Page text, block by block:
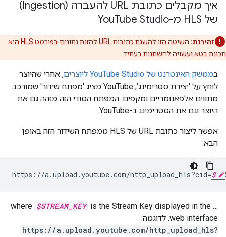
איך מקבלים כתובת URL להעברה (Ingestion)
של HLS מ-You
Tube Studio
זהירות:
השיטה הזו להשגת כתובות URL להזנת נתונים בפורמט HLS היא
תכונת בטא ועשויה להשתנות בעתיד.
בממשק האינטרנט של YouTube Studio ליוצרים
, אחרי שהיוצר
לוחץ על 'יצירת סטרימינג', YouTube מציג 'מפתח שידור' שמורכב
מתווים אלפאנומריים ומקפים. המפתח הסודי הזה מזהה גם את
היוצר וגם את הסטרימינג ב-YouTube.
אפשר ליצור כתובת URL של HLS ממפתח השידור הזה באופן
הבא:
https : //a.upload .youtube.com/http_upload_hls?cid=$
‫… where
$STREAM_KEY is the Stream Key displayed in the
web interface. לדוגמה:
https://a.upload.youtube.com/http_upload_hls?